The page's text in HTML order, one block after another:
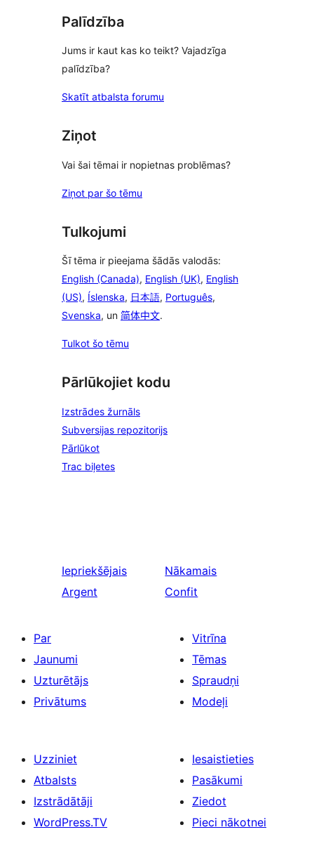
Palīdzība
Jums ir kaut kas ko teikt? Vajadzīga
palīdzība?
Skatīt atbalsta forumu
Ziņot
Vai šai tēmai ir nopietnas problēmas?
Ziņot par šo tēmu
Tulkojumi
Šī tēma ir pieejama šādās valodās:
English (Canada), English (UK), English
(US), Íslenska, 日本語, Português,
Svenska, un 简体中文.
Tulkot šo tēmu
Pārlūkojiet kodu
Izstrādes žurnāls
Subversijas repozitorijs
Pārlūkot
Trac biļetes
Iepriekšējais
Argent
Nākamais
Confit
Par
Jaunumi
Uzturētājs
Privātums
Vitrīna
Tēmas
Spraudņi
Modeļi
Uzziniet
Atbalsts
Izstrādātāji
WordPress.TV
Iesaistieties
Pasākumi
Ziedot
Pieci nākotnei